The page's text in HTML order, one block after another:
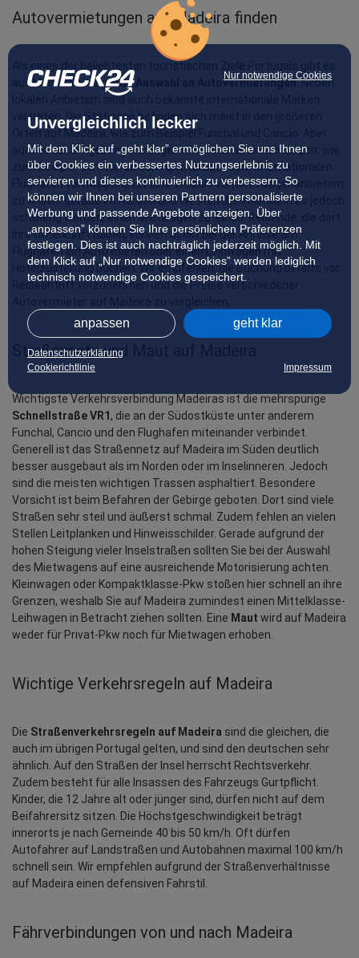
Nur notwendige Cookies
Unvergleichlich lecker
Mit dem Klick auf „geht klar” ermöglichen Sie uns Ihnen
über Cookies ein verbessertes Nutzungserlebnis zu
servieren und dieses kontinuierlich zu verbessern. So
können wir Ihnen bei unseren Partnern personalisierte
Werbung und passende Angebote anzeigen. Über
„anpassen” können Sie Ihre persönlichen Präferenzen
festlegen. Dies ist auch nachträglich jederzeit möglich. Mit
dem Klick auf „Nur notwendige Cookies” werden lediglich
technisch notwendige Cookies gespeichert.
anpassen geht klar
Datenschutzerklärung
Cookierichtlinie
Impressum
Autovermietungen auf Madeira finden
auf Madeira eine große Auswahl an Autovermietungen. Neben
lokalen Anbietern sind auch bekannte internationale Marken
vertreten. Die Stationen befinden sich meist in den größeren
Orten auf Madeira, wie zum Beispiel Funchal und Cancio. Aber
auch in der Umgebung wichtiger Infrastruktureinrichtungen, wie
zum Beispiel dem Hafen von Funchal oder dem internationalen
Flughafen von Madeira, ist eine Vielzahl von Mietwagenanbietern
zu finden. Gerade im Norden und Westen der Insel kann es jedoch
schwierig werden, einen Mietwagen zu leihen. Reisende, die dort
ihre Unterkunft haben, können direkt bei der Anreise am
Flughafen ein Auto mieten oder einen Leihwagen mit
Hotelzustellung buchen. Wir empfehlen, die Buchung bereits vor
Reiseantritt vorzunehmen und die Preise verschiedener
Straßennetz und Maut auf Madeira
Schnellstraße VR1 , die an der Südostküste unter anderem
Funchal, Cancio und den Flughafen miteinander verbindet.
Generell ist das Straßennetz auf Madeira im Süden deutlich
besser ausgebaut als im Norden oder im Inselinneren. Jedoch
sind die meisten wichtigen Trassen asphaltiert. Besondere
Vorsicht ist beim Befahren der Gebirge geboten. Dort sind viele
Straßen sehr steil und äußerst schmal. Zudem fehlen an vielen
Stellen Leitplanken und Hinweisschilder. Gerade aufgrund der
hohen Steigung vieler Inselstraßen sollten Sie bei der Auswahl
des Mietwagens auf eine ausreichende Motorisierung achten.
Kleinwagen oder Kompaktklasse-Pkw stoßen hier schnell an ihre
Grenzen, weshalb Sie auf Madeira zumindest einen Mittelklasse-
Leihwagen in Betracht ziehen sollten. Eine Maut wird auf Madeira
weder für Privat-Pkw noch für Mietwagen erhoben.
Wichtige Verkehrsregeln auf Madeira
Die Straßenverkehrsregeln auf Madeira sind die gleichen, die
auch im übrigen Portugal gelten, und sind den deutschen sehr
ähnlich. Auf den Straßen der Insel herrscht Rechtsverkehr.
Zudem besteht für alle Insassen des Fahrzeugs Gurtpflicht.
Kinder, die 12 Jahre alt oder jünger sind, dürfen nicht auf dem
Beifahrersitz sitzen. Die Höchstgeschwindigkeit beträgt
innerorts je nach Gemeinde 40 bis 50 km/h. Oft dürfen
Autofahrer auf Landstraßen und Autobahnen maximal 100 km/h
schnell sein. Wir empfehlen aufgrund der Straßenverhältnisse
auf Madeira einen defensiven Fahrstil.
Fährverbindungen von und nach Madeira